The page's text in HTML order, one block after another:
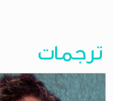
ترجمات